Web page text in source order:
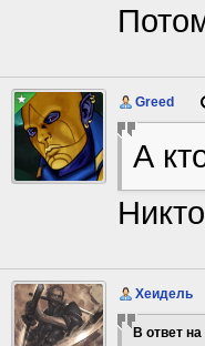
Greed
А
Хеидель
В ответ на